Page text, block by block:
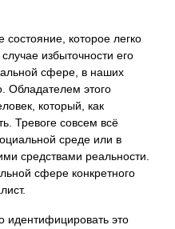
которое легко
избыточности его
сфере, в наших
Обладателем этого
который, как
Тревоге совсем всё
среде или в
средствами реальности.
сфере конкретного
идентифицировать это